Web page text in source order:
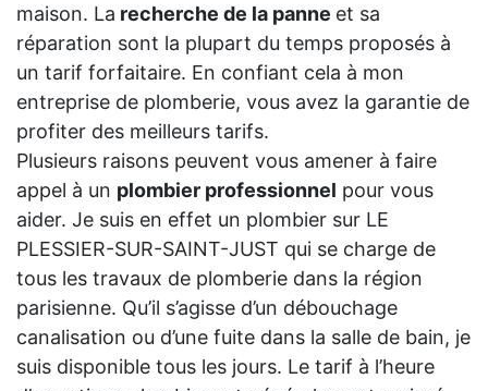
maison. La recherche de la panne et sa
réparation sont la plupart du temps proposés à
un tarif forfaitaire. En confiant cela à mon
entreprise de plomberie, vous avez la garantie de
profiter des meilleurs tarifs.
Plusieurs raisons peuvent vous amener à faire
appel à un plombier professionnel pour vous
aider. Je suis en effet un plombier sur LE
PLESSIER-SUR-SAINT-JUST qui se charge de
tous les travaux de plomberie dans la région
parisienne. Qu’il s’agisse d’un débouchage
canalisation ou d’une fuite dans la salle de bain, je
suis disponible tous les jours. Le tarif à l’heure